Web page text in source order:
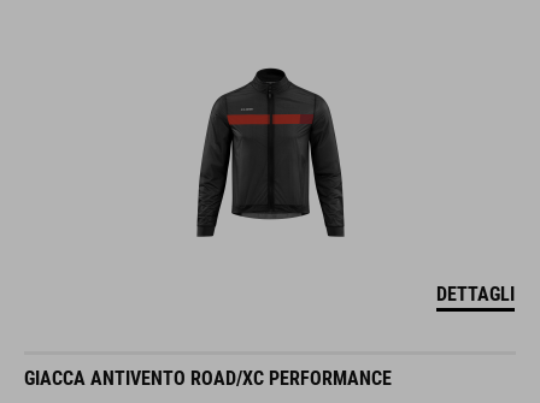
DETTAGLI
GIACCA ANTIVENTO ROAD/XC PERFORMANCE